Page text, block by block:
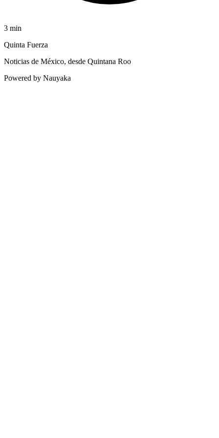
3 min
Quinta Fuerza
Noticias de México, desde Quintana Roo
Powered by Nauyaka